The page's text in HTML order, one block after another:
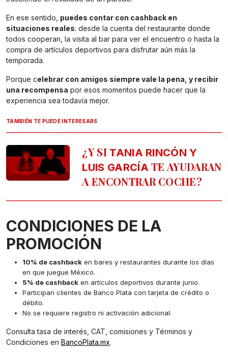
En ese sentido, puedes contar con cashback en
situaciones reales: desde la cuenta del restaurante donde
todos cooperan, la visita al bar para ver el encuentro o hasta la
compra de artículos deportivos para disfrutar aún más la
temporada.
Porque celebrar con amigos siempre vale la pena, y recibir
una recompensa por esos momentos puede hacer que la
experiencia sea todavía mejor.
TAMBIÉN TE PUEDE INTERESARS
¿Y SI TANIA RINCÓN Y
LUIS GARCÍA TE AYUDARAN
A ENCONTRAR COCHE?
CONDICIONES DE LA
PROMOCIÓN
10% de cashback en bares y restaurantes durante los días
en que juegue México.
5% de cashback en artículos deportivos durante junio.
Participan clientes de Banco Plata con tarjeta de crédito o
débito.
No se requiere registro ni activación adicional.
Consulta tasa de interés, CAT, comisiones y Términos y
Condiciones en BancoPlata.mx.